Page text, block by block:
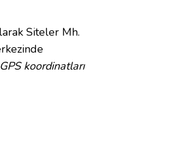
Siteler Mh.
koordinatları